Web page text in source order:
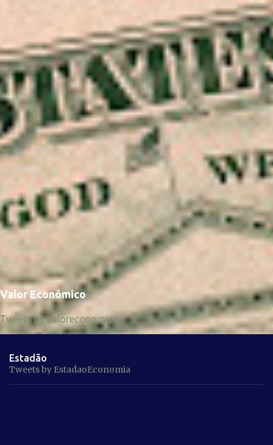
Valor Econômico
Tweets by valoreconomico
Estadão
Tweets by EstadaoEconomia